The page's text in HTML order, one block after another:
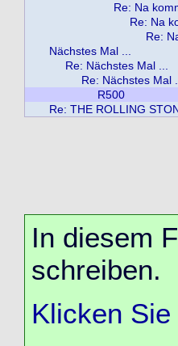
Re: Na
Re: Na
Re:
Nächstes Mal ...
Re: Nächstes Mal ...
Re: Nächstes Mal ...
R500
Re: THE ROLLING
In diesem
schreiben.
Klicken